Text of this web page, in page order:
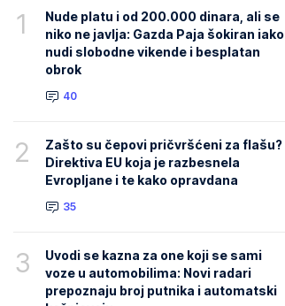
1
Nude platu i od 200.000 dinara, ali se
niko ne javlja: Gazda Paja šokiran iako
nudi slobodne vikende i besplatan
obrok
40
2
Zašto su čepovi pričvršćeni za flašu?
Direktiva EU koja je razbesnela
Evropljane i te kako opravdana
35
3
Uvodi se kazna za one koji se sami
voze u automobilima: Novi radari
prepoznaju broj putnika i automatski